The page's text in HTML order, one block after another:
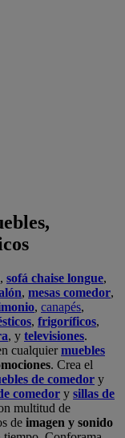
, sofá chaise longue,
, mesas comedor,
, canapés,
, frigoríficos,
, y televisiones.
cualquiermuebles
. Crea el
de comedor y
comedor y sillas de
multitud de
de imagen y sonido